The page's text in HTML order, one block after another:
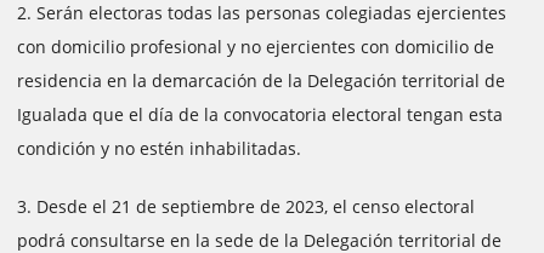
2. Serán electoras todas las personas colegiadas ejercientes
con domicilio profesional y no ejercientes con domicilio de
residencia en la demarcación de la Delegación territorial de
Igualada que el día de la convocatoria electoral tengan esta
condición y no estén inhabilitadas.
3. Desde el 21 de septiembre de 2023, el censo electoral
podrá consultarse en la sede de la Delegación territorial de